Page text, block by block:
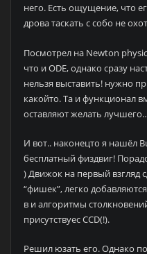
него. Есть ощущение, что
дрова таскать с собо не
Посмотрел на Newton
что и ODE, однако сразу
нельзя выставить! нужно
какойто. Та и функционал
оставляют желать
И вот.. наконецто я нашёл
бесплатный физдвиг!
) Движок на первый взгляд
“фишек”, легко
в и алгоритмы
присутствуес CCD(!).
Решил юзать его. Однако